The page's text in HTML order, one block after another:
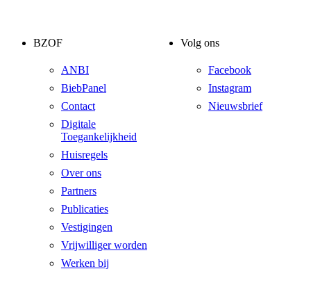
BZOF
ANBI
BiebPanel
Contact
Digitale
Toegankelijkheid
Huisregels
Over ons
Partners
Publicaties
Vestigingen
Vrijwilliger worden
Werken bij
Volg ons
Facebook
Instagram
Nieuwsbrief